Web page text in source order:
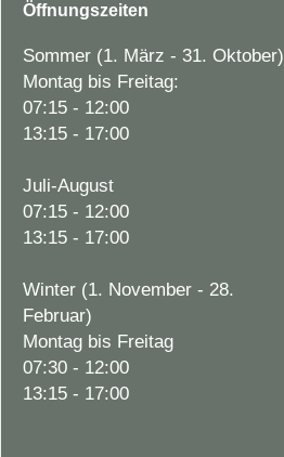
Öffnungszeiten
Sommer (1. März - 31. Oktober)
Montag bis Freitag:
07:15 - 12:00
13:15 - 17:00
Juli-August
07:15 - 12:00
13:15 - 17:00
Winter (1. November - 28.
Februar)
Montag bis Freitag
07:30 - 12:00
13:15 - 17:00